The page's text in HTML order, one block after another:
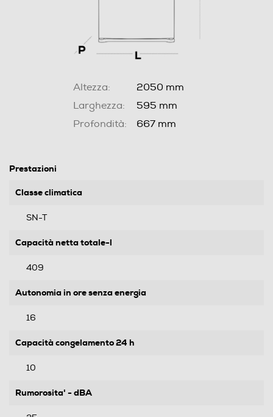
Altezza:
2050 mm
Larghezza:
595 mm
Profondità:
667 mm
Prestazioni
Classe climatica
SN-T
Capacità netta totale-l
409
Autonomia in ore senza energia
16
Capacità congelamento 24 h
10
Rumorosita' - dBA